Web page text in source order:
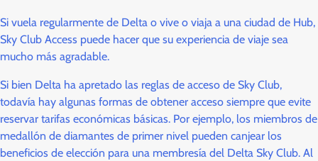
Si vuela regularmente de Delta o vive o viaja a una ciudad de Hub,
Sky Club Access puede hacer que su experiencia de viaje sea
mucho más agradable.
Si bien Delta ha apretado las reglas de acceso de Sky Club,
todavía hay algunas formas de obtener acceso siempre que evite
reservar tarifas económicas básicas. Por ejemplo, los miembros de
medallón de diamantes de primer nivel pueden canjear los
beneficios de elección para una membresía del Delta Sky Club. Al